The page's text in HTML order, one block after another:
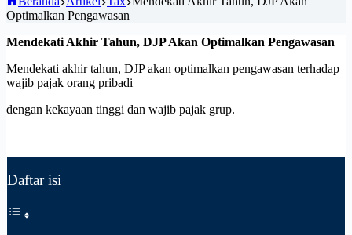
Optimalkan Pengawasan
Mendekati Akhir Tahun, DJP Akan Optimalkan Pengawasan
Mendekati akhir tahun, DJP akan optimalkan pengawasan terhadap
wajib pajak orang pribadi
dengan kekayaan tinggi dan wajib pajak grup.
Daftar isi